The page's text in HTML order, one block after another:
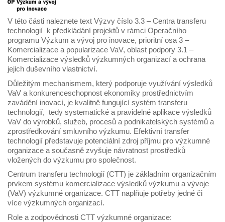
V této části naleznete text Výzvy číslo 3.3 – Centra transferu
technologií k předkládání projektů v rámci Operačního
programu Výzkum a vývoj pro inovace, prioritní osa 3 –
Komercializace a popularizace VaV, oblast podpory 3.1 –
Komercializace výsledků výzkumných organizací a ochrana
jejich duševního vlastnictví.
Důležitým mechanismem, který podporuje využívání výsledků
VaV a konkurenceschopnost ekonomiky prostřednictvím
zavádění inovací, je kvalitně fungující systém transferu
technologií, tedy systematické a pravidelné aplikace výsledků
VaV do výrobků, služeb, procesů a podnikatelských systémů a
zprostředkování smluvního výzkumu. Efektivní transfer
technologií představuje potenciální zdroj příjmu pro výzkumné
organizace a současně zvyšuje návratnost prostředků
vložených do výzkumu pro společnost.
Centrum transferu technologií (CTT) je základním organizačním
prvkem systému komercializace výsledků výzkumu a vývoje
(VaV) výzkumné organizace. CTT naplňuje potřeby jedné či
více výzkumných organizací.
Role a zodpovědnosti CTT výzkumné organizace: